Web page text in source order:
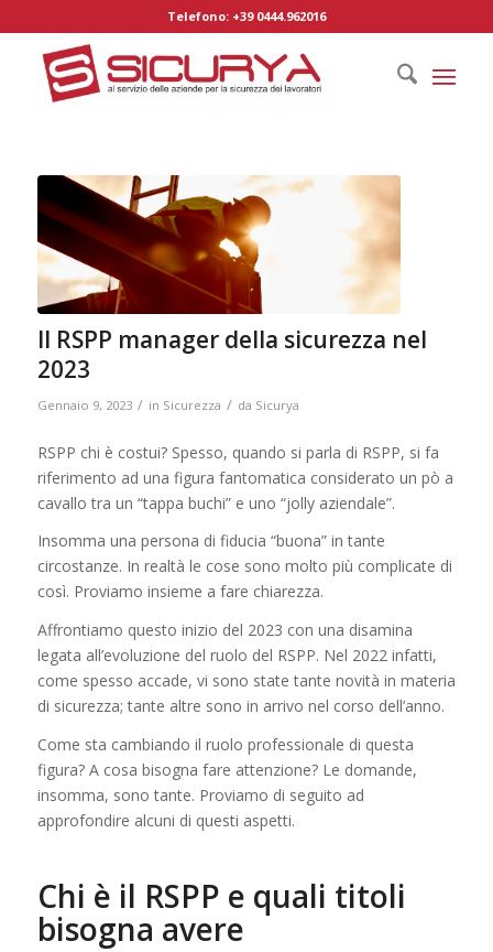
Telefono: +39 0444.962016
Il RSPP manager della sicurezza nel
2023
Gennaio 9, 2023 / in Sicurezza / da Sicurya
RSPP chi è costui? Spesso, quando si parla di RSPP, si fa
riferimento ad una figura fantomatica considerato un pò a
cavallo tra un “tappa buchi” e uno “jolly aziendale”.
Insomma una persona di fiducia “buona” in tante
circostanze. In realtà le cose sono molto più complicate di
così. Proviamo insieme a fare chiarezza.
Affrontiamo questo inizio del 2023 con una disamina
legata all’evoluzione del ruolo del RSPP. Nel 2022 infatti,
come spesso accade, vi sono state tante novità in materia
di sicurezza; tante altre sono in arrivo nel corso dell’anno.
Come sta cambiando il ruolo professionale di questa
figura? A cosa bisogna fare attenzione? Le domande,
insomma, sono tante. Proviamo di seguito ad
approfondire alcuni di questi aspetti.
Chi è il RSPP e quali titoli
bisogna avere